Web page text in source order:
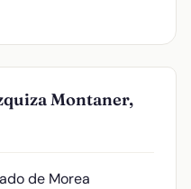
Montaner,
de Morea